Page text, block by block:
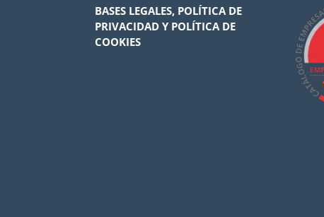
BASES LEGALES, POLÍTICA DE
PRIVACIDAD Y POLÍTICA DE
COOKIES